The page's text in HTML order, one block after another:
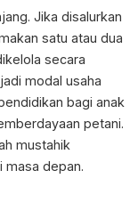
Jika disalurkan
satu atau dua
secara
modal usaha
bagi anak
petani.
mustahik
masa depan.